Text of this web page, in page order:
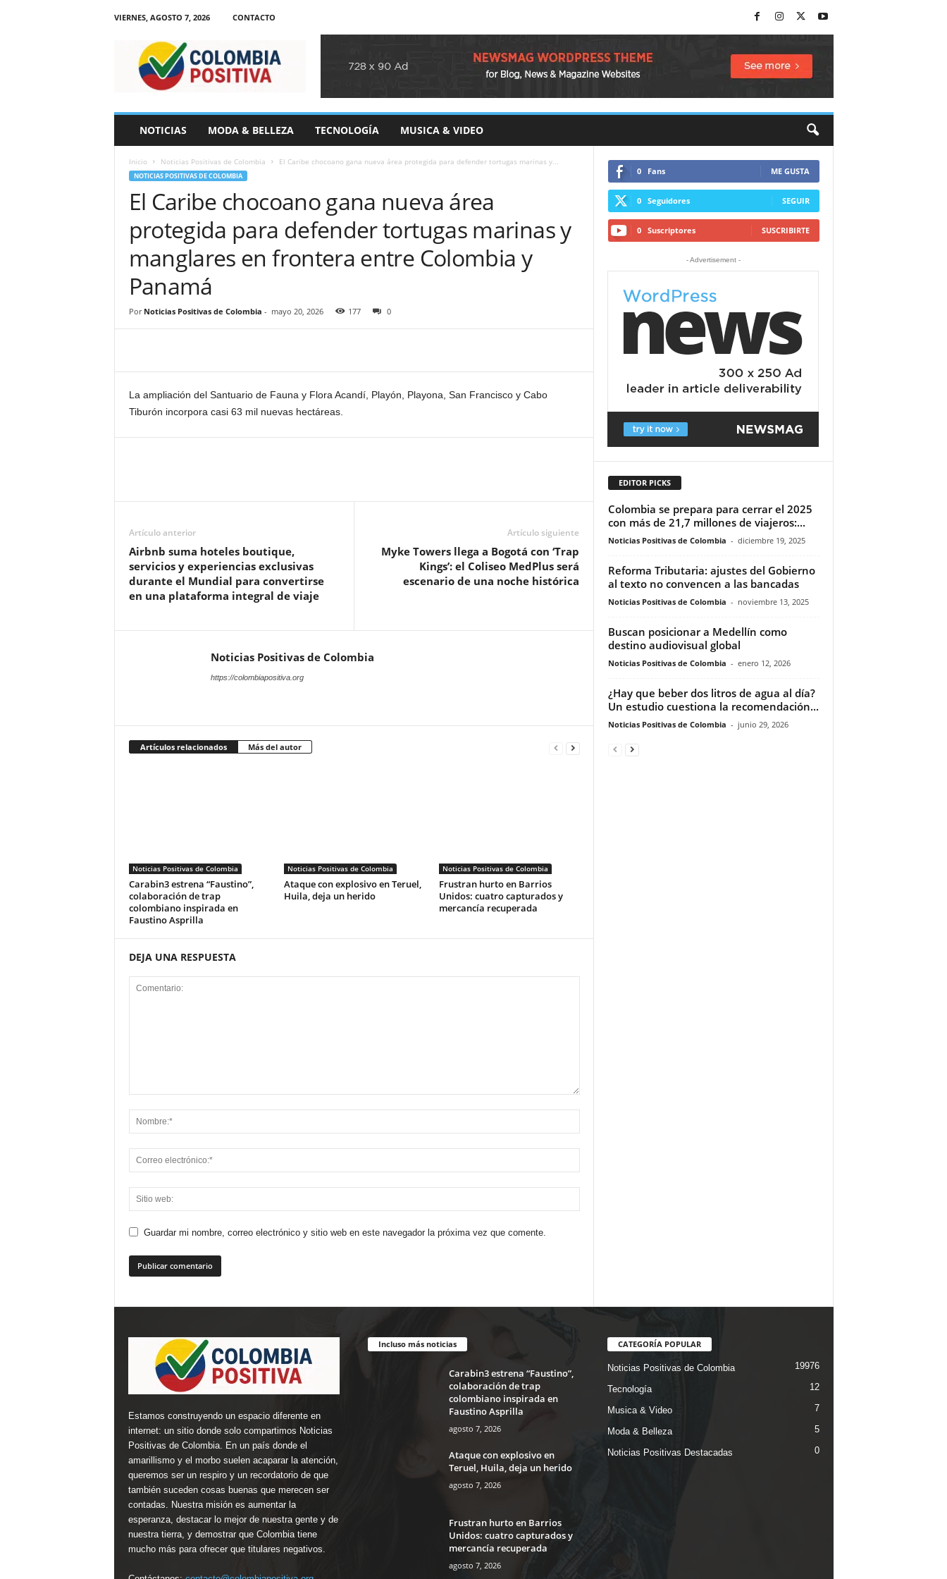
VIERNES, AGOSTO 7, 2026
CONTACTO
NOTICIAS MODA & BELLEZA TECNOLOGÍA MUSICA & VIDEO
Inicio Noticias Positivas de Colombia El Caribe chocoano gana nueva área protegida para defender tortugas marinas y...
NOTICIAS POSITIVAS DE COLOMBIA
El Caribe chocoano gana nueva área
protegida para defender tortugas marinas y
manglares en frontera entre Colombia y
Panamá
Por Noticias Positivas de Colombia - mayo 20, 2026 177 0
La ampliación del Santuario de Fauna y Flora Acandí, Playón, Playona, San Francisco y Cabo
Tiburón incorpora casi 63 mil nuevas hectáreas.
Artículo anterior
Airbnb suma hoteles boutique,
servicios y experiencias exclusivas
durante el Mundial para convertirse
en una plataforma integral de viaje
Artículo siguiente
Myke Towers llega a Bogotá con ‘Trap
Kings’: el Coliseo MedPlus será
escenario de una noche histórica
Noticias Positivas de Colombia
https://colombiapositiva.org
Artículos relacionados Más del autor
Noticias Positivas de Colombia
Carabin3 estrena “Faustino”,
colaboración de trap
colombiano inspirada en
Faustino Asprilla
Noticias Positivas de Colombia
Ataque con explosivo en Teruel,
Huila, deja un herido
Noticias Positivas de Colombia
Frustran hurto en Barrios
Unidos: cuatro capturados y
mercancía recuperada
DEJA UNA RESPUESTA
Guardar mi nombre, correo electrónico y sitio web en este navegador la próxima vez que comente.
0 Fans ME GUSTA
0 Seguidores SEGUIR
0 Suscriptores SUSCRIBIRTE
- Advertisement -
EDITOR PICKS
Colombia se prepara para cerrar el 2025
con más de 21,7 millones de viajeros:...
Noticias Positivas de Colombia - diciembre 19, 2025
Reforma Tributaria: ajustes del Gobierno
al texto no convencen a las bancadas
Noticias Positivas de Colombia - noviembre 13, 2025
Buscan posicionar a Medellín como
destino audiovisual global
Noticias Positivas de Colombia - enero 12, 2026
¿Hay que beber dos litros de agua al día?
Un estudio cuestiona la recomendación...
Noticias Positivas de Colombia - junio 29, 2026
Estamos construyendo un espacio diferente en
internet: un sitio donde solo compartimos Noticias
Positivas de Colombia. En un país donde el
amarillismo y el morbo suelen acaparar la atención,
queremos ser un respiro y un recordatorio de que
también suceden cosas buenas que merecen ser
contadas. Nuestra misión es aumentar la
esperanza, destacar lo mejor de nuestra gente y de
nuestra tierra, y demostrar que Colombia tiene
mucho más para ofrecer que titulares negativos.
Incluso más noticias
Carabin3 estrena “Faustino”,
colaboración de trap
colombiano inspirada en
Faustino Asprilla
agosto 7, 2026
Ataque con explosivo en
Teruel, Huila, deja un herido
agosto 7, 2026
Frustran hurto en Barrios
Unidos: cuatro capturados y
mercancía recuperada
agosto 7, 2026
CATEGORÍA POPULAR
Noticias Positivas de Colombia 19976
Tecnología 12
Musica & Video 7
Moda & Belleza 5
Noticias Positivas Destacadas 0